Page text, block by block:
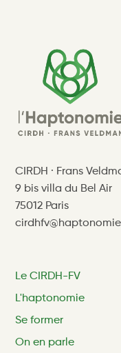
CIRDH · Frans
9 bis villa du Bel Air
75012 Paris
Le CIRDH-FV
L'haptonomie
Se former
On en parle